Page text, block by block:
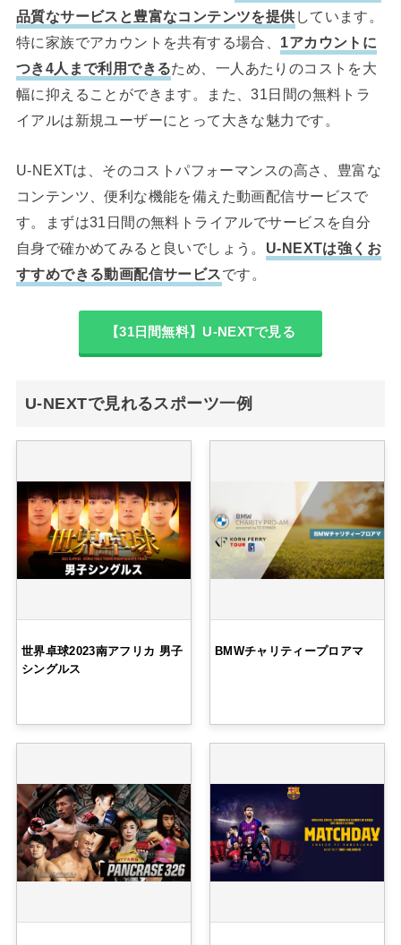
品質なサービスと豊富なコンテンツを提供 しています。
特に家族でアカウントを共有する場合、 1アカウントに
つき4人まで利用できるため、一人あたりのコストを大
幅に抑えることができます。また、31日間の無料トラ
イアルは新規ユーザーにとって大きな魅力です。
U-NEXTは、そのコストパフォーマンスの高さ、豊富な
コンテンツ、便利な機能を備えた動画配信サービスで
す。まずは31日間の無料トライアルでサービスを自分
自身で確かめてみると良いでしょう。 U-NEXTは強くお
すすめできる動画配信サービスです。
【31日間無料】U-NEXTで見る
U-NEXTで見れるスポーツ一例
世界卓球2023南アフリカ 男子
シングルス
BMWチャリティープロアマ